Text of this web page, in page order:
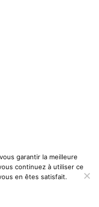
garantir la meilleure
continuez à utiliser ce
en êtes satisfait.